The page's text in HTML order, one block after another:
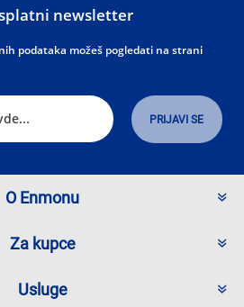
newsletter
podataka možeš pogledati na strani
O Enmonu
Za kupce
Usluge